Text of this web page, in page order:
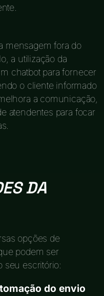
mensagem fora do
a utilização da
chatbot para fornecer
o cliente informado
a comunicação,
atendentes para focar
DA
opções de
podem ser
seu escritório:
do envio